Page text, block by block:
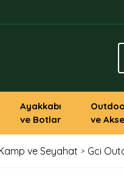
Ayakkabı
ve Botlar
ve
ve Seyahat Gci